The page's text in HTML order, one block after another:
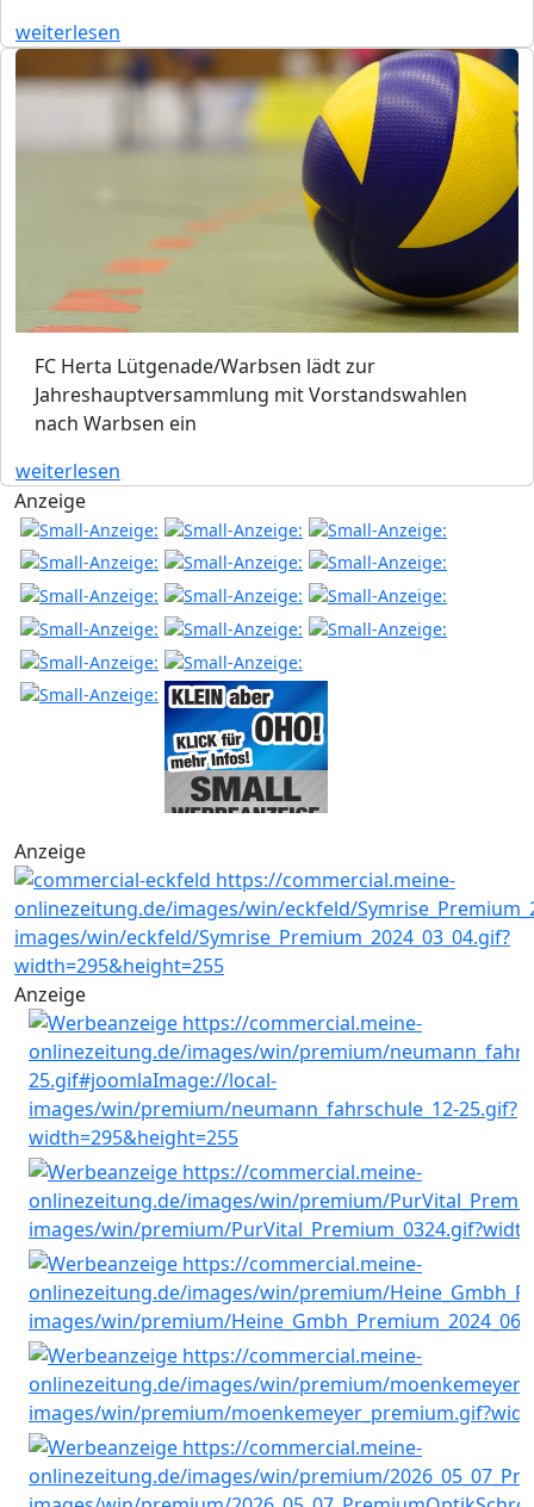
weiterlesen
FC Herta Lütgenade/Warbsen lädt zur
Jahreshauptversammlung mit Vorstandswahlen
nach Warbsen ein
weiterlesen
Anzeige
Anzeige
Anzeige